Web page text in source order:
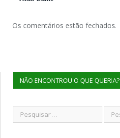
Os comentários estão fechados.
NÃO ENCONTROU O QUE QUERIA?